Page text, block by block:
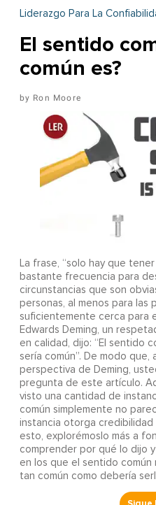
Liderazgo Para La
El sentido
común es?
Ron Moore
La frase, “solo hay que
bastante frecuencia para
circunstancias que son
personas, al menos para las
suficientemente cerca para
Edwards Deming, un
en calidad, dijo: “El sentido
sería común”. De modo que,
perspectiva de Deming,
pregunta de este artículo.
visto una cantidad de
común simplemente no
instancia otorga credibilidad
esto, explorémoslo más a
comprender por qué lo dijo
en los que el sentido común
tan común como debería